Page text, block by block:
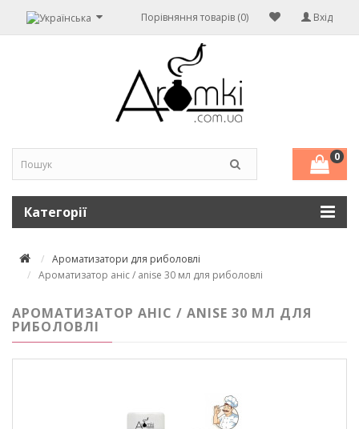
Вхід
Порівняння товарів (0)
0
Категорії
Ароматизатори для риболовлі
Ароматизатор аніс / anise 30 мл для риболовлі
АРОМАТИЗАТОР АНІС / ANISE 30 МЛ ДЛЯ
РИБОЛОВЛІ